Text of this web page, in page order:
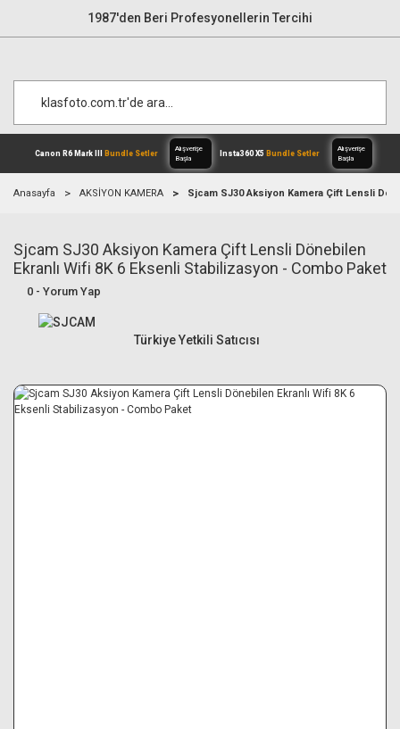
1987'den Beri Profesyonellerin Tercihi
Canon R6 Mark IIIBundle Setler
Alışverişe
Başla
Anasayfa AKSİYON KAMERA Sjcam SJ30 Aksiyon Kamera Çift Lensli
Sjcam SJ30 Aksiyon Kamera Çift Lensli Dönebilen
Ekranlı Wifi 8K 6 Eksenli Stabilizasyon - Combo Paket
0 - Yorum Yap
Türkiye Yetkili Satıcısı